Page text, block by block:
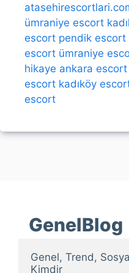
ümraniye escort
escort pendik escort
escort ümraniye
hikaye ankara escort
escort kadıköy
escort
GenelBlog
Genel, Trend,
Kimdir